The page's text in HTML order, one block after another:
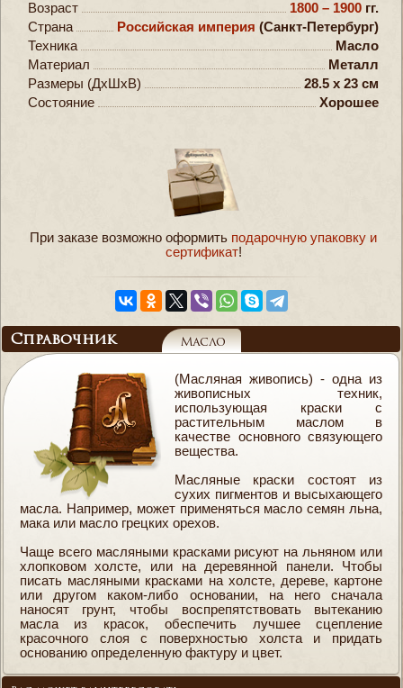
Возраст 1800 – 1900 гг.
Страна
Российская империя (Санкт-Петербург)
Техника
Масло
Материал
Металл
Размеры (ДxШxВ)
28.5 x 23 см
Состояние
Хорошее
При заказе возможно оформить подарочную упаковку и
сертификат!
Справочник Масло
(Масляная живопись) - одна из
живописных техник,
использующая краски с
растительным маслом в
качестве основного связующего
вещества.
Масляные краски состоят из
сухих пигментов и высыхающего
масла. Например, может применяться масло семян льна,
мака или масло грецких орехов.
Чаще всего масляными красками рисуют на льняном или
хлопковом холсте, или на деревянной панели. Чтобы
писать масляными красками на холсте, дереве, картоне
или другом каком-либо основании, на него сначала
наносят грунт, чтобы воспрепятствовать вытеканию
масла из красок, обеспечить лучшее сцепление
красочного слоя с поверхностью холста и придать
основанию определенную фактуру и цвет.